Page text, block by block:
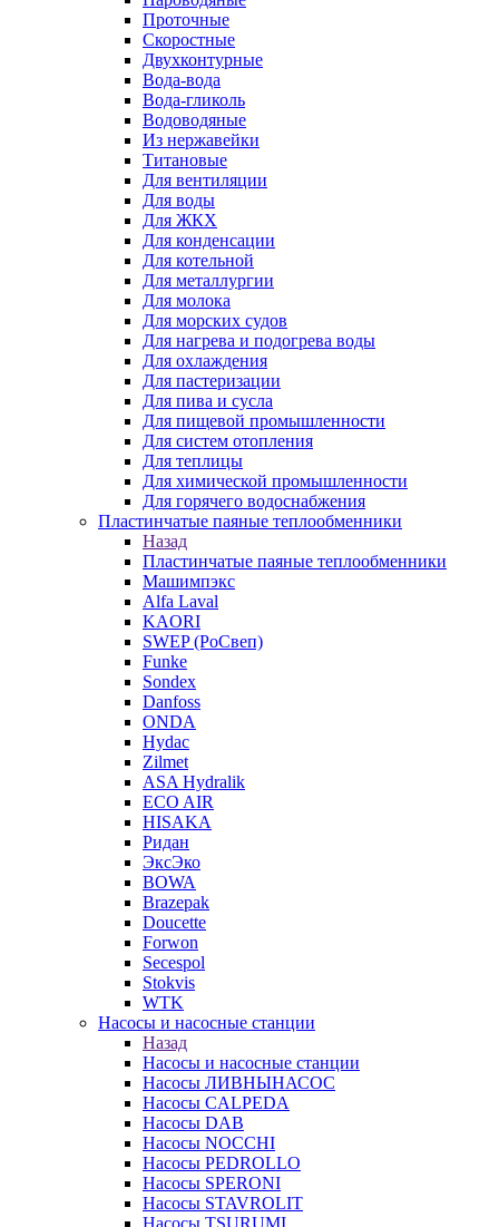
Проточные
Скоростные
Двухконтурные
Вода-вода
Вода-гликоль
Водоводяные
Из нержавейки
Титановые
Для вентиляции
Для воды
Для ЖКХ
Для конденсации
Для котельной
Для металлургии
Для молока
Для морских судов
Для нагрева и подогрева воды
Для охлаждения
Для пастеризации
Для пива и сусла
Для пищевой промышленности
Для систем отопления
Для теплицы
Для химической промышленности
Для горячего водоснабжения
Пластинчатые паяные теплообменники
Назад
Пластинчатые паяные теплообменники
Машимпэкс
Alfa Laval
KAORI
SWEP (РоСвеп)
Funke
Sondex
Danfoss
ONDA
Hydac
Zilmet
ASA Hydralik
ECO AIR
HISAKA
Ридан
ЭксЭко
BOWA
Brazepak
Doucette
Forwon
Secespol
Stokvis
WTK
Насосы и насосные станции
Назад
Насосы и насосные станции
Насосы ЛИВНЫНАСОС
Насосы CALPEDA
Насосы DAB
Насосы NOCCHI
Насосы PEDROLLO
Насосы SPERONI
Насосы STAVROLIT
Насосы TSURUMI